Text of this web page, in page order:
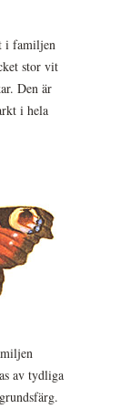
i familjen
stor vit
Den är
i hela
av tydliga